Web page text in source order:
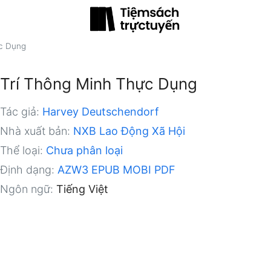
Dụng
Trí Thông Minh Thực Dụng
Tác giả: Harvey Deutschendorf
Nhà xuất bản: NXB Lao Động Xã Hội
Thể loại: Chưa phân loại
Định dạng: AZW3 EPUB MOBI PDF
Ngôn ngữ: Tiếng Việt